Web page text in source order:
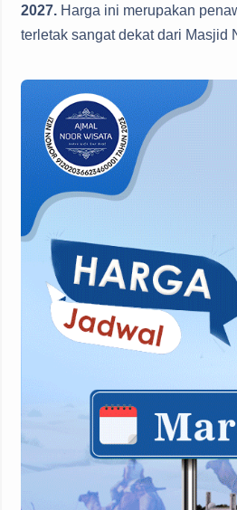
2027. Harga ini merupakan
terletak sangat dekat dari Masjid